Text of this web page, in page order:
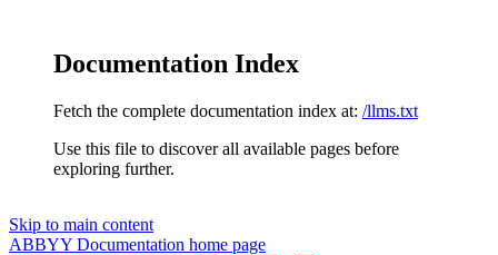
Documentation Index
Fetch the complete documentation index at: /llms.txt
Use this file to discover all available pages before
exploring further.
Skip to main content
ABBYY Documentation home page